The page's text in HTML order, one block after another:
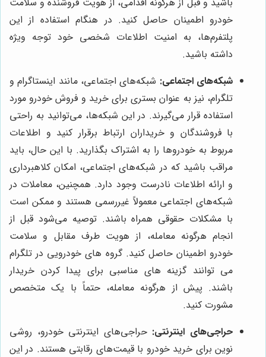
خودرو اطمینان حاصل کنید. در هنگام استفاده از این
پلتفرم‌ها، به امنیت اطلاعات شخصی خود توجه ویژه
داشته باشید.
شبکه‌های اجتماعی: شبکه‌های اجتماعی، مانند اینستاگرام و
تلگرام، نیز به عنوان بستری برای خرید و فروش خودرو مورد
استفاده قرار می‌گیرند. در این شبکه‌ها، می‌توانید به راحتی
با فروشندگان و خریداران ارتباط برقرار کنید و اطلاعات
مربوط به خودروها را به اشتراک بگذارید. با این حال، باید
مراقب باشید که در شبکه‌های اجتماعی، امکان کلاهبرداری
و ارائه اطلاعات نادرست وجود دارد. همچنین، معاملات در
شبکه‌های اجتماعی معمولاً غیررسمی هستند و ممکن است
با مشکلات حقوقی همراه باشند. توصیه می‌شود قبل از
انجام هرگونه معامله، از هویت طرف مقابل و سلامت
خودرو اطمینان حاصل کنید. گروه های خودرویی در تلگرام
می توانند گزینه های مناسبی برای پیدا کردن خریدار
باشند. پیش از هرگونه معامله، حتماً با یک متخصص
مشورت کنید.
حراجی‌های اینترنتی: حراجی‌های اینترنتی خودرو، روشی
نوین برای خرید خودرو با قیمت‌های رقابتی هستند. در این